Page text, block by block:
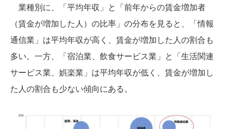
業種別に、「平均年収」と「前年からの賃金増加者
（賃金が増加した人）の比率」の分布を見ると、「情報
通信業」は平均年収が高く、賃金が増加した人の割合も
多い。一方、「宿泊業、飲食サービス業」と「生活関連
サービス業、娯楽業」は平均年収が低く、賃金が増加し
た人の割合も少ない傾向にある。